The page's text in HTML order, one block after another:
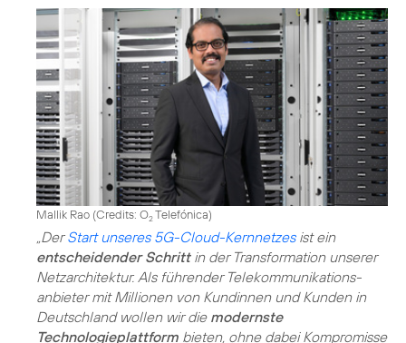
Mallik Rao (Credits: O2Telefónica)
„DerStart unseres 5G-Cloud-Kernnetzesist ein
entscheidender Schrittin der Transformation unserer
Netzarchitektur. Als führender Telekommunikations­
anbieter mit Millionen von Kundinnen und Kunden in
Deutschland wollen wir die modernste
Technologieplattform bieten, ohne dabei Kompromisse